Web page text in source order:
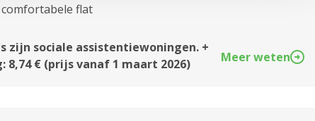
flat
zijn sociale assistentiewoningen. +
8,74 € (prijs vanaf 1 maart 2026)
Meer weten